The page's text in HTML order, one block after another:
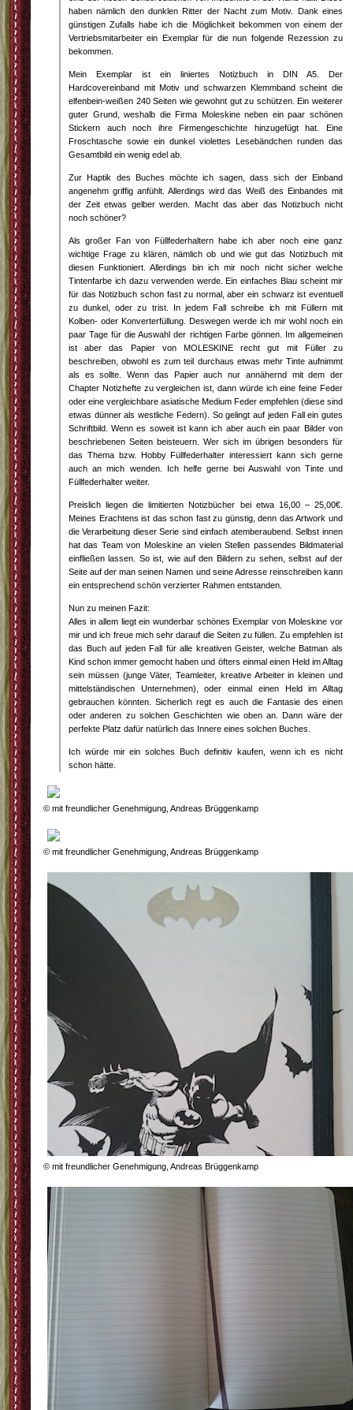
haben nämlich den dunklen Ritter der Nacht zum Motiv. Dank eines
günstigen Zufalls habe ich die Möglichkeit bekommen von einem der
Vertriebsmitarbeiter ein Exemplar für die nun folgende Rezession zu
bekommen.
Mein Exemplar ist ein liniertes Notizbuch in DIN A5. Der
Hardcovereinband mit Motiv und schwarzen Klemmband scheint die
elfenbein-weißen 240 Seiten wie gewohnt gut zu schützen. Ein weiterer
guter Grund, weshalb die Firma Moleskine neben ein paar schönen
Stickern auch noch ihre Firmengeschichte hinzugefügt hat. Eine
Froschtasche sowie ein dunkel violettes Lesebändchen runden das
Gesamtbild ein wenig edel ab.
Zur Haptik des Buches möchte ich sagen, dass sich der Einband
angenehm griffig anfühlt. Allerdings wird das Weiß des Einbandes mit
der Zeit etwas gelber werden. Macht das aber das Notizbuch nicht
noch schöner?
Als großer Fan von Füllfederhaltern habe ich aber noch eine ganz
wichtige Frage zu klären, nämlich ob und wie gut das Notizbuch mit
diesen Funktioniert. Allerdings bin ich mir noch nicht sicher welche
Tintenfarbe ich dazu verwenden werde. Ein einfaches Blau scheint mir
für das Notizbuch schon fast zu normal, aber ein schwarz ist eventuell
zu dunkel, oder zu trist. In jedem Fall schreibe ich mit Füllern mit
Kolben- oder Konverterfüllung. Deswegen werde ich mir wohl noch ein
paar Tage für die Auswahl der richtigen Farbe gönnen. Im allgemeinen
ist aber das Papier von MOLESKINE recht gut mit Füller zu
beschreiben, obwohl es zum teil durchaus etwas mehr Tinte aufnimmt
als es sollte. Wenn das Papier auch nur annähernd mit dem der
Chapter Notizhefte zu vergleichen ist, dann würde ich eine feine Feder
oder eine vergleichbare asiatische Medium Feder empfehlen (diese sind
etwas dünner als westliche Federn). So gelingt auf jeden Fall ein gutes
Schriftbild. Wenn es soweit ist kann ich aber auch ein paar Bilder von
beschriebenen Seiten beisteuern. Wer sich im übrigen besonders für
das Thema bzw. Hobby Füllfederhalter interessiert kann sich gerne
auch an mich wenden. Ich helfe gerne bei Auswahl von Tinte und
Füllfederhalter weiter.
Preislich liegen die limitierten Notizbücher bei etwa 16,00 – 25,00€.
Meines Erachtens ist das schon fast zu günstig, denn das Artwork und
die Verarbeitung dieser Serie sind einfach atemberaubend. Selbst innen
hat das Team von Moleskine an vielen Stellen passendes Bildmaterial
einfließen lassen. So ist, wie auf den Bildern zu sehen, selbst auf der
Seite auf der man seinen Namen und seine Adresse reinschreiben kann
ein entsprechend schön verzierter Rahmen entstanden.
Nun zu meinen Fazit:
Alles in allem liegt ein wunderbar schönes Exemplar von Moleskine vor
mir und ich freue mich sehr darauf die Seiten zu füllen. Zu empfehlen ist
das Buch auf jeden Fall für alle kreativen Geister, welche Batman als
Kind schon immer gemocht haben und öfters einmal einen Held im Alltag
sein müssen (junge Väter, Teamleiter, kreative Arbeiter in kleinen und
mittelständischen Unternehmen), oder einmal einen Held im Alltag
gebrauchen könnten. Sicherlich regt es auch die Fantasie des einen
oder anderen zu solchen Geschichten wie oben an. Dann wäre der
perfekte Platz dafür natürlich das Innere eines solchen Buches.
Ich würde mir ein solches Buch definitiv kaufen, wenn ich es nicht
schon hätte.
© mit freundlicher Genehmigung, Andreas Brüggenkamp
© mit freundlicher Genehmigung, Andreas Brüggenkamp
© mit freundlicher Genehmigung, Andreas Brüggenkamp